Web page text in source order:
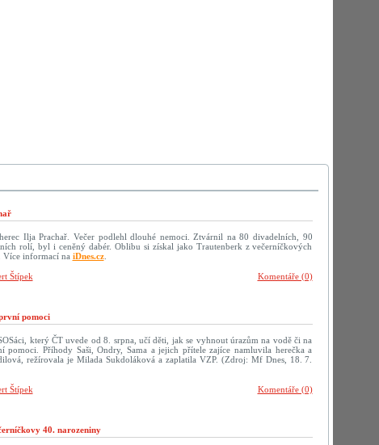
Ilja Prachař. Večer podlehl dlouhé nemoci. Ztvárnil na 80 divadelních, 90
rolí, byl i ceněný dabér. Oblibu si získal jako Trautenberk z večerníčkových
Více informací na iDnes.cz.
Komentáře (0)
Štípek
pomoci
který ČT uvede od 8. srpna, učí děti, jak se vyhnout úrazům na vodě či na
pomoci. Příhody Saši, Ondry, Sama a jejich přítele zajíce namluvila herečka a
režírovala je Milada Sukdoláková a zaplatila VZP. (Zdroj: Mf Dnes, 18. 7.
Komentáře (0)
Štípek
40. narozeniny